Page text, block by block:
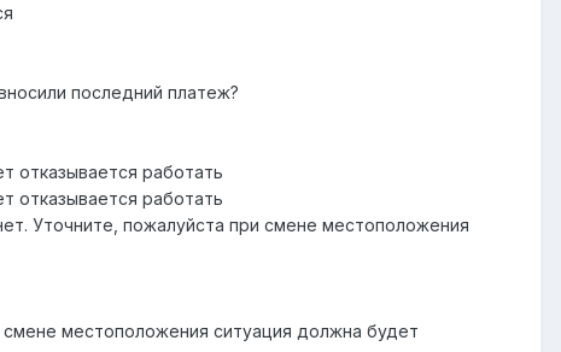
последний платеж?
отказывается работать
отказывается работать
Уточните, пожалуйста при смене местоположения
местоположения ситуация должна будет